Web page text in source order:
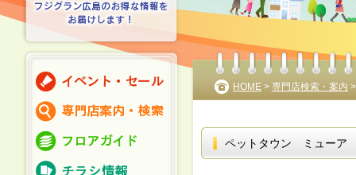
HOME > 専門店検索・案内
ペットタウン ミューア